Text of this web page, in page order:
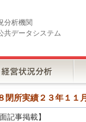
分析機関
共データシステム
所実績２３年１１
事掲載】